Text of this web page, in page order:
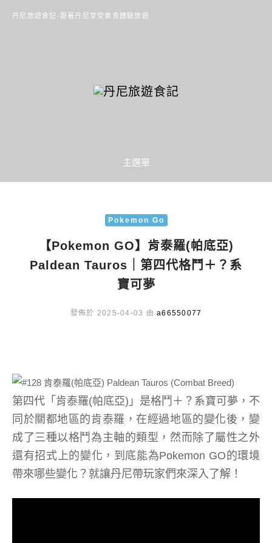
丹尼旅遊食記-跟著丹尼享受美食體驗旅遊
主選單
Pokemon Go
【Pokemon GO】肯泰羅(帕底亞)
Paldean Tauros｜第四代格鬥＋？系
寶可夢
發佈於 2025-04-03 由 a66550077
第四代「肯泰羅(帕底亞)」是格鬥＋？系寶可夢，不
同於關都地區的肯泰羅，在經過地區的變化後，變
成了三種以格鬥為主軸的類型，然而除了屬性之外
還有招式上的變化，到底能為Pokemon GO的環境
帶來哪些變化？就讓丹尼帶玩家們來深入了解！